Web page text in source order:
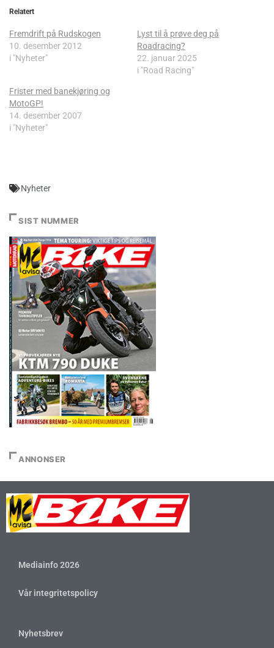
Relatert
Fremdrift på Rudskogen
10. desember 2012
i "Nyheter"
Lyst til å prøve deg på
Roadracing?
22. januar 2025
i "Road Racing"
Frister med banekjøring og
MotoGP!
14. desember 2007
i "Nyheter"
Nyheter
SIST NUMMER
ANNONSER
Mediainfo 2026
Vår integritetspolicy
Nyhetsbrev